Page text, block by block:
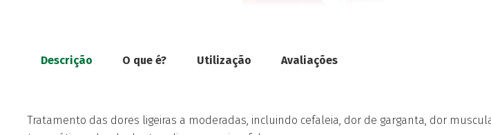
Descrição O que é? Utilização Avaliações
Tratamento das dores ligeiras a moderadas, incluindo cefaleia, dor de garganta, dor